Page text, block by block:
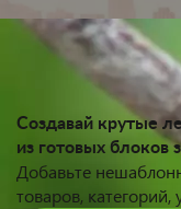
Создавай крутые
без привлечени|
Добавьте
товаров, категорий,